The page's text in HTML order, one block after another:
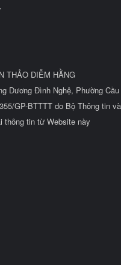
THẢO DIỄM HẰNG
Dương Đình Nghệ, Phường
GP-BTTTT do Bộ Thông tin
thông tin từ Website này